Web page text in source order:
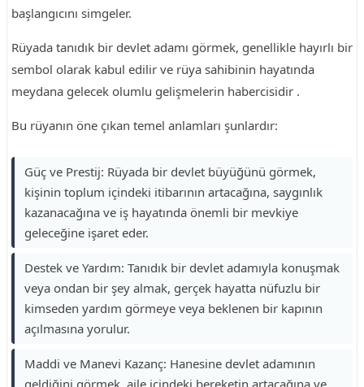
başlangıcını simgeler.
Rüyada tanıdık bir devlet adamı görmek, genellikle hayırlı bir
sembol olarak kabul edilir ve rüya sahibinin hayatında
meydana gelecek olumlu gelişmelerin habercisidir .
Bu rüyanın öne çıkan temel anlamları şunlardır:
Güç ve Prestij: Rüyada bir devlet büyüğünü görmek,
kişinin toplum içindeki itibarının artacağına, saygınlık
kazanacağına ve iş hayatında önemli bir mevkiye
geleceğine işaret eder.
Destek ve Yardım: Tanıdık bir devlet adamıyla konuşmak
veya ondan bir şey almak, gerçek hayatta nüfuzlu bir
kimseden yardım görmeye veya beklenen bir kapının
açılmasına yorulur.
Maddi ve Manevi Kazanç: Hanesine devlet adamının
geldiğini görmek, aile içindeki bereketin artacağına ve